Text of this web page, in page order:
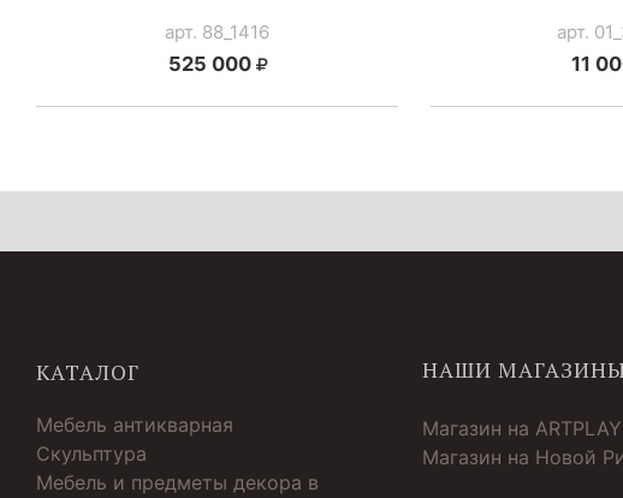
арт. 88_1416
525 000
арт.
11
КАТАЛОГ
Мебель антикварная
Скульптура
Мебель и предметы декора в
НАШИ
Магазин на ARTPLAY
Магазин на Новой